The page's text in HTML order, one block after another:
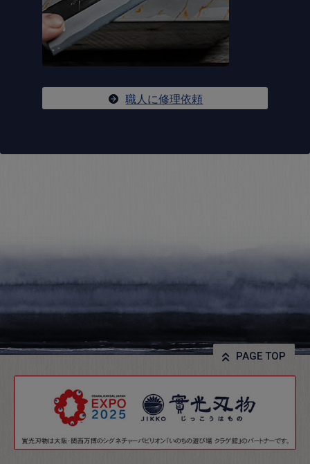
職人に修理依頼
PAGE TOP